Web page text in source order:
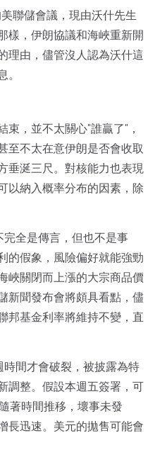
聯儲會議，現由沃什先生
樣，伊朗協議和海峽重新開
理由，儘管沒人認為沃什這
。
束，並不太關心"誰贏了"，
至不太在意伊朗是否會收取
垂涎三尺。對核能力也表現
以納入概率分布的因素，除
全是傳言，但也不是事
的假象，風險偏好就能強勁
峽關閉而上漲的大宗商品價
新聞發布會將頗具看點，儘
邦基金利率將維持不變，直
間才會破裂，被披露為特
調整。假設本週五簽署，可
著時間推移，壞事未發
長迅速。美元的拋售可能會